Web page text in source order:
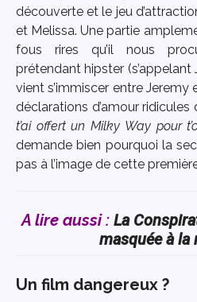
découverte et le jeu
et Melissa. Une partie
fous rires qu’il nous
prétendant hipster
vient s’immiscer entre Jeremy
déclarations d’amour ridicules
t’ai offert un Milky Way pour
demande bien pourquoi la
pas à l’image de cette
A lire aussi : La
masquée à la
Un film dangereux ?